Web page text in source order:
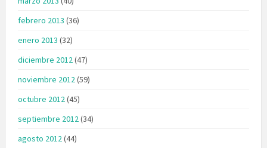
febrero 2013 (36)
enero 2013 (32)
diciembre 2012(47)
noviembre 2012(59)
octubre 2012(45)
septiembre 2012(34)
agosto 2012(44)